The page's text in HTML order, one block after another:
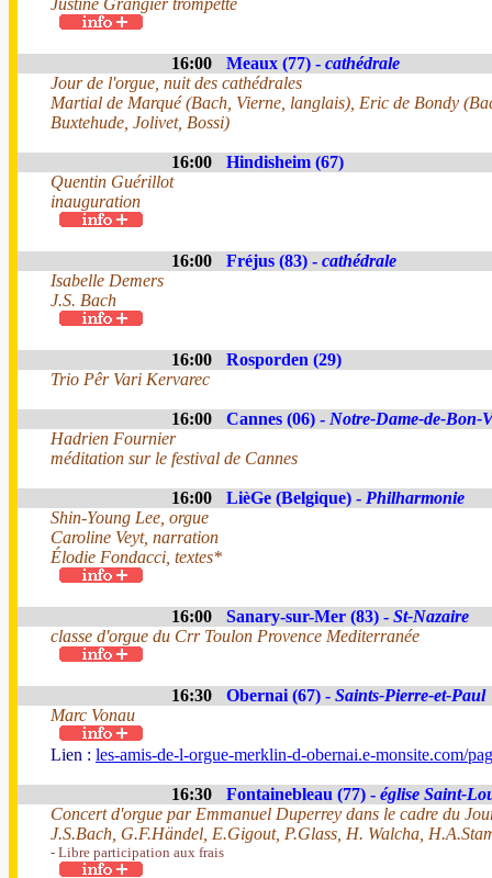
Justine Grangier trompette
16:00 Meaux (77) - cathédrale
Jour de l'orgue, nuit des cathédrales
Martial de Marqué (Bach, Vierne, langlais), Eric de Bondy
Buxtehude, Jolivet, Bossi)
16:00
Hindisheim (67)
Quentin Guérillot
inauguration
16:00 Fréjus (83) - cathédrale
Isabelle Demers
J.S. Bach
16:00
Rosporden (29)
Trio Pêr Vari Kervarec
16:00 Cannes (06) - Notre-Dame-de-Bon-
Hadrien Fournier
méditation sur le festival de Cannes
16:00 LièGe (Belgique) - Philharmonie
Shin-Young Lee, orgue
Caroline Veyt, narration
Élodie Fondacci, textes*
16:00 Sanary-sur-Mer (83) - St-Nazaire
classe d'orgue du Crr Toulon Provence Mediterranée
16:30 Obernai (67) - Saints-Pierre-et-Paul
Marc Vonau
Lien : les-amis-de-l-orgue-merklin-d-obernai.e-monsite.com/
16:30 Fontainebleau (77) - église Saint-
Concert d'orgue par Emmanuel Duperrey dans le cadre du
J.S.Bach, G.F.Händel, E.Gigout, P.Glass, H. Walcha,
- Libre participation aux frais